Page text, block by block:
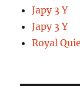
Japy 3 Y
Japy 3 Y
Royal